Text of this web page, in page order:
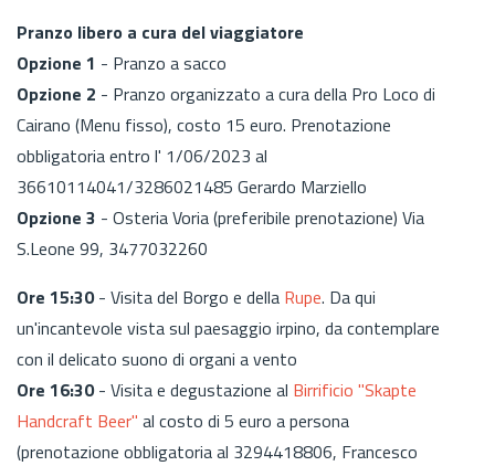
Pranzo libero a cura del viaggiatore
Opzione 1 - Pranzo a sacco
Opzione 2 - Pranzo organizzato a cura della Pro Loco di
Cairano (Menu fisso), costo 15 euro. Prenotazione
obbligatoria entro l' 1/06/2023 al
36610114041/3286021485 Gerardo Marziello
Opzione 3 - Osteria Voria (preferibile prenotazione) Via
S.Leone 99, 3477032260
Ore 15:30- Visita del Borgo e della Rupe. Da qui
un'incantevole vista sul paesaggio irpino, da contemplare
con il delicato suono di organi a vento
Ore 16:30- Visita e degustazione al Birrificio "Skapte
Handcraft Beer" al costo di 5 euro a persona
(prenotazione obbligatoria al 3294418806, Francesco